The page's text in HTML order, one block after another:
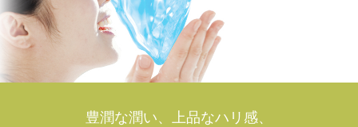
豊潤な潤い、上品なハリ感、